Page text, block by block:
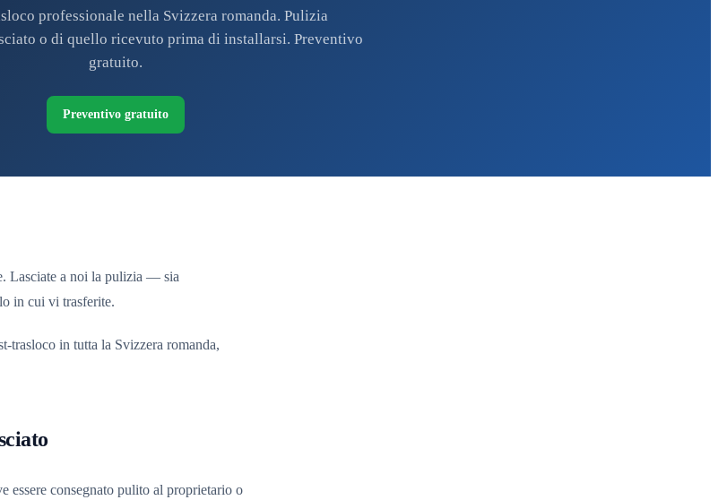
professionale nella Svizzera romanda. Pulizia
o di quello ricevuto prima di installarsi. Preventivo
gratuito.
Preventivo gratuito
Lasciate a noi la pulizia — sia
in cui vi trasferite.
trasloco in tutta la Svizzera romanda,
essere consegnato pulito al proprietario o